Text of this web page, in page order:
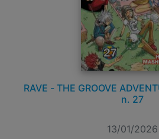
RAVE - THE GROOVE
n. 27
13/01/2026